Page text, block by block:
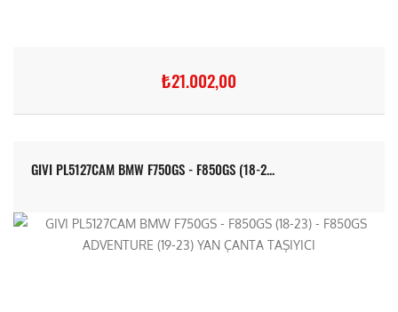
₺21.002,00
GIVI PL5127CAM BMW F750GS - F850GS (18-2...